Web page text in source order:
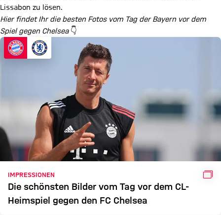
Lissabon zu lösen.
Hier findet Ihr die besten Fotos vom Tag der Bayern vor dem
Spiel gegen Chelsea👇
IMPRESSIONEN
Die schönsten Bilder vom Tag vor dem CL-
Heimspiel gegen den FC Chelsea